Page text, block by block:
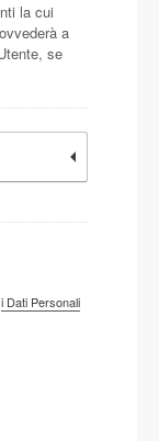
la cui
a
se
i Dati Personali